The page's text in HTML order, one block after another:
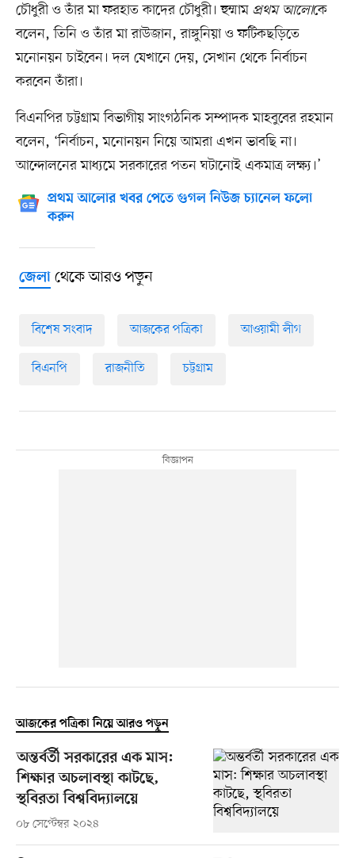
চৌধুরী ও তাঁর মা ফরহাত কাদের চৌধুরী। হুম্মাম প্রথম আলোকে
বলেন, তিনি ও তাঁর মা রাউজান, রাঙ্গুনিয়া ও ফটিকছড়িতে
মনোনয়ন চাইবেন। দল যেখানে দেয়, সেখান থেকে নির্বাচন
করবেন তাঁরা।
বিএনপির চট্টগ্রাম বিভাগীয় সাংগঠনিক সম্পাদক মাহবুবের রহমান
বলেন, ‘নির্বাচন, মনোনয়ন নিয়ে আমরা এখন ভাবছি না।
আন্দোলনের মাধ্যমে সরকারের পতন ঘটানোই একমাত্র লক্ষ্য।’
প্রথম আলোর খবর পেতে গুগল নিউজ চ্যানেল ফলো
করুন
জেলাথেকে আরও পড়ুন
বিশেষ সংবাদ আজকের পত্রিকা আওয়ামী লীগ
বিএনপি রাজনীতি চট্টগ্রাম
আজকের পত্রিকা নিয়ে আরও পড়ুন
অন্তর্বর্তী সরকারের এক মাস:
শিক্ষার অচলাবস্থা কাটছে,
স্থবিরতা বিশ্ববিদ্যালয়ে
০৮ সেপ্টেম্বর ২০২৪